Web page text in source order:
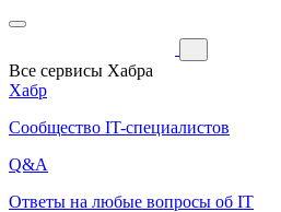
Все сервисы Хабра
Хабр
Сообщество IT-специалистов
Q&A
Ответы на любые вопросы об IT